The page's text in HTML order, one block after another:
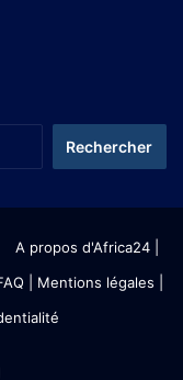
A propos d'Africa24|
| Mentions légales